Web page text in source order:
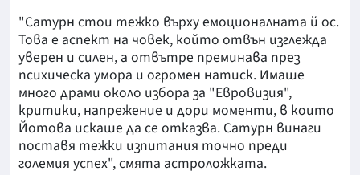
"Сатурн стои тежко върху емоционалната й ос.
Това е аспект на човек, който отвън изглежда
уверен и силен, а отвътре преминава през
психическа умора и огромен натиск. Имаше
много драми около избора за "Евровизия",
критики, напрежение и дори моменти, в които
Йотова искаше да се отказва. Сатурн винаги
поставя тежки изпитания точно преди
големия успех", смята астроложката.